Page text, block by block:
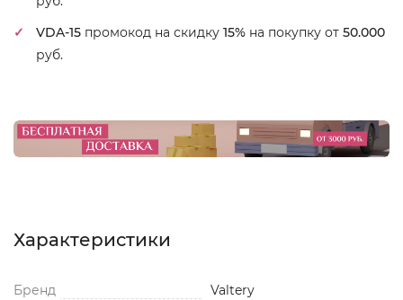
VDA-15 промокод на скидку 15% на покупку от 50.000
руб.
Характеристики
Бренд
Valtery